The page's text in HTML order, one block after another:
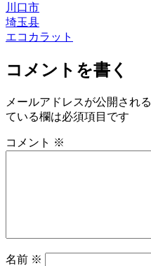
川口市
埼玉县
エコカラット
コメントを書く
メールアドレスが公開され
ている欄は必須項目です
コメント ※
名前 ※